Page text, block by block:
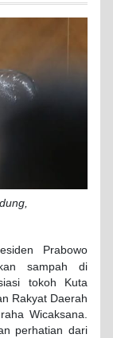
Badung,
Prabowo
sampah di
tokoh Kuta
Rakyat Daerah
Wicaksana.
perhatian dari